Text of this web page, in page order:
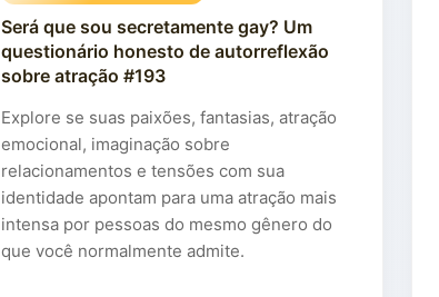
Será que sou secretamente gay? Um
questionário honesto de autorreflexão
sobre atração #193
Explore se suas paixões, fantasias, atração
emocional, imaginação sobre
relacionamentos e tensões com sua
identidade apontam para uma atração mais
intensa por pessoas do mesmo gênero do
que você normalmente admite.